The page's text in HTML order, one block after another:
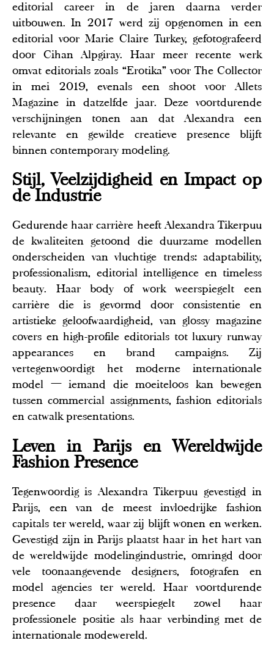
editorial career in de jaren daarna verder
uitbouwen. In 2017 werd zij opgenomen in een
editorial voor Marie Claire Turkey, gefotografeerd
door Cihan Alpgiray. Haar meer recente werk
omvat editorials zoals “Erotika” voor The Collector
in mei 2019, evenals een shoot voor Allets
Magazine in datzelfde jaar. Deze voortdurende
verschijningen tonen aan dat Alexandra een
relevante en gewilde creatieve presence blijft
binnen contemporary modeling.
Stijl, Veelzijdigheid en Impact op
de Industrie
Gedurende haar carrière heeft Alexandra Tikerpuu
de kwaliteiten getoond die duurzame modellen
onderscheiden van vluchtige trends: adaptability,
professionalism, editorial intelligence en timeless
beauty. Haar body of work weerspiegelt een
carrière die is gevormd door consistentie en
artistieke geloofwaardigheid, van glossy magazine
covers en high-profile editorials tot luxury runway
appearances en brand campaigns. Zij
vertegenwoordigt het moderne internationale
model — iemand die moeiteloos kan bewegen
tussen commercial assignments, fashion editorials
en catwalk presentations.
Leven in Parijs en Wereldwijde
Fashion Presence
Tegenwoordig is Alexandra Tikerpuu gevestigd in
Parijs, een van de meest invloedrijke fashion
capitals ter wereld, waar zij blijft wonen en werken.
Gevestigd zijn in Parijs plaatst haar in het hart van
de wereldwijde modelingindustrie, omringd door
vele toonaangevende designers, fotografen en
model agencies ter wereld. Haar voortdurende
presence daar weerspiegelt zowel haar
professionele positie als haar verbinding met de
internationale modewereld.